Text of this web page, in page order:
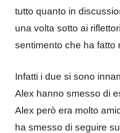
tutto quanto in
una volta sotto ai
sentimento che ha fatto
Infatti i due si sono
Alex hanno smesso di
Alex però era molto
ha smesso di seguire